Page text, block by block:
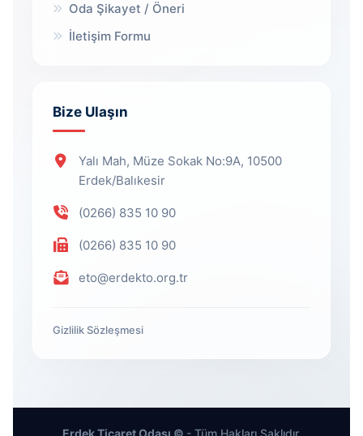
Oda Şikayet / Öneri
İletişim Formu
Bize Ulaşın
Yalı Mah, Müze Sokak No:9A, 10500
Erdek/Balıkesir
(0266) 835 10 90
(0266) 835 10 90
eto@erdekto.org.tr
Gizlilik Sözleşmesi